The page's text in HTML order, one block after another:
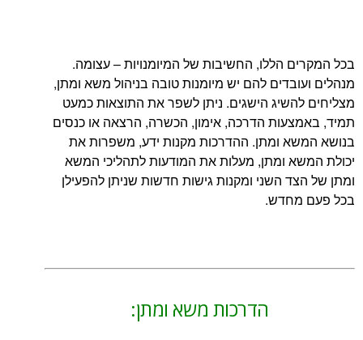
הללו, החשיבות של המיומנויות – עצומה.
להם יש מיומנות טובה בניהול משא ומתן,
הישגים. ניתן לשפר את התוצאות כמעט
הדרכה, אימון, הכשרה, הרצאה או כנסים
ומתן. ההדרכות מקנות ידע, משפרות את
ומתן, מעלות את המודעות לתהליכי המשא
השני ומקנות גישות חדשות שניתן להפעילן
הדרכות משא ומתן: